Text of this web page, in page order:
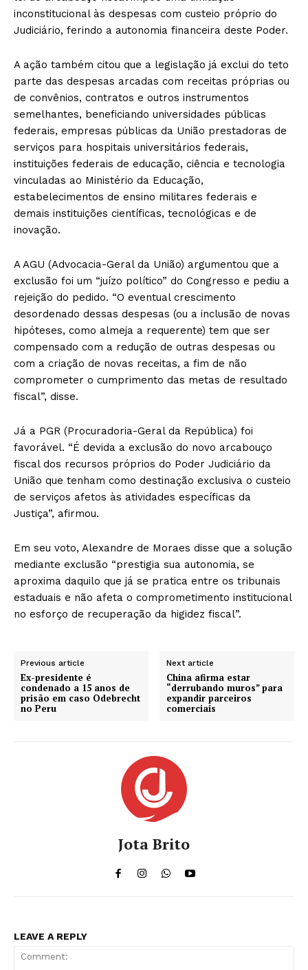
inconstitucional às despesas com custeio próprio do
Judiciário, ferindo a autonomia financeira deste Poder.
A ação também citou que a legislação já exclui do teto
parte das despesas arcadas com receitas próprias ou
de convênios, contratos e outros instrumentos
semelhantes, beneficiando universidades públicas
federais, empresas públicas da União prestadoras de
serviços para hospitais universitários federais,
instituições federais de educação, ciência e tecnologia
vinculadas ao Ministério da Educação,
estabelecimentos de ensino militares federais e
demais instituições científicas, tecnológicas e de
inovação.
A AGU (Advocacia-Geral da União) argumentou que a
exclusão foi um “juízo político” do Congresso e pediu a
rejeição do pedido. “O eventual crescimento
desordenado dessas despesas (ou a inclusão de novas
hipóteses, como almeja a requerente) tem que ser
compensado com a redução de outras despesas ou
com a criação de novas receitas, a fim de não
comprometer o cumprimento das metas de resultado
fiscal”, disse.
Já a PGR (Procuradoria-Geral da República) foi
favorável. “É devida a exclusão do novo arcabouço
fiscal dos recursos próprios do Poder Judiciário da
União que tenham como destinação exclusiva o custeio
de serviços afetos às atividades específicas da
Justiça”, afirmou.
Em seu voto, Alexandre de Moraes disse que a solução
mediante exclusão “prestigia sua autonomia, se
aproxima daquilo que já se pratica entre os tribunais
estaduais e não afeta o comprometimento institucional
no esforço de recuperação da higidez fiscal”.
Previous article
Ex-presidente é
condenado a 15 anos de
prisão em caso Odebrecht
no Peru
Next article
China afirma estar
“derrubando muros” para
expandir parceiros
comerciais
Jota Brito
LEAVE A REPLY